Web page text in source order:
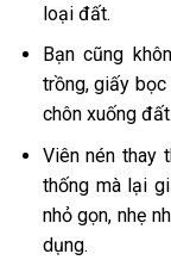
loại đất.
Bạn cũng
trồng, giấy
chôn xuống đất.
Viên nén thay
thống mà lại
nhỏ gọn, nhẹ
dụng.